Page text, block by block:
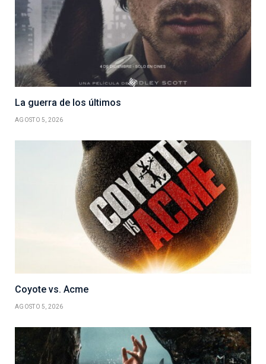
La guerra de los últimos
AGOSTO 5, 2026
Coyote vs. Acme
AGOSTO 5, 2026